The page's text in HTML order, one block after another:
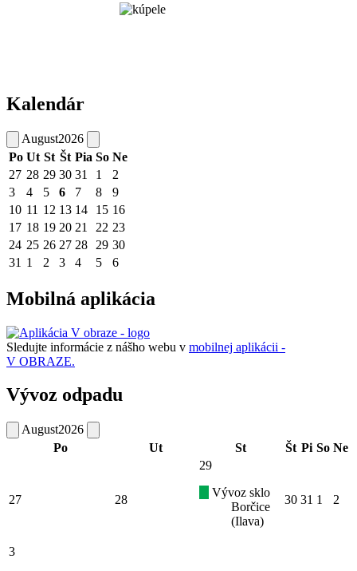
Kalendár
August2026
Po Ut St Št Pia So Ne
27 28 29 30 31 1
2
3
4 5 6 7 8
9
10 11 12 13 14 15 16
17 18 19 20 21 22 23
24 25 26 27 28 29 30
31 1 2 3 4 5 6
Mobilná aplikácia
Sledujte informácie z nášho webu v mobilnej aplikácii -
V OBRAZE.
Vývoz odpadu
August2026
Po
Ut St Št Pi So Ne
27 28
29
Vývoz sklo
Borčice
(Ilava)
30 31 1 2
3